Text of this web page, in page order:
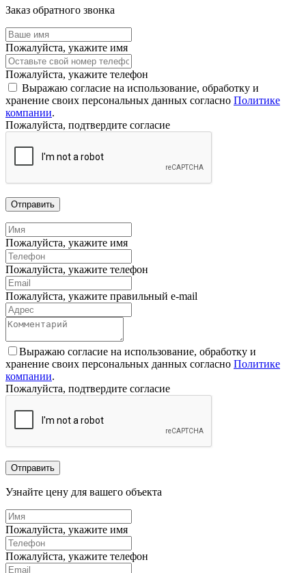
Заказ обратного звонка
Пожалуйста, укажите имя
Пожалуйста, укажите телефон
Выражаю согласие на использование, обработку и
хранение своих персональных данных согласно Политике
компании.
Пожалуйста, подтвердите согласие
Отправить
Пожалуйста, укажите имя
Пожалуйста, укажите телефон
Пожалуйста, укажите правильный e-mail
Выражаю согласие на использование, обработку и
хранение своих персональных данных согласно Политике
компании.
Пожалуйста, подтвердите согласие
Отправить
Узнайте цену для вашего объекта
Пожалуйста, укажите имя
Пожалуйста, укажите телефон